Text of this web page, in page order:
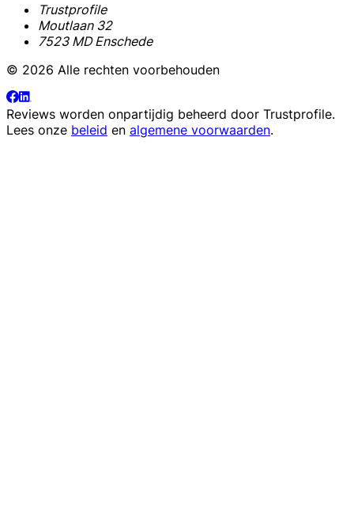
Trustprofile
Moutlaan 32
7523 MD Enschede
© 2026 Alle rechten voorbehouden
Reviews worden onpartijdig beheerd door Trustprofile.
Lees onze beleid en algemene voorwaarden.